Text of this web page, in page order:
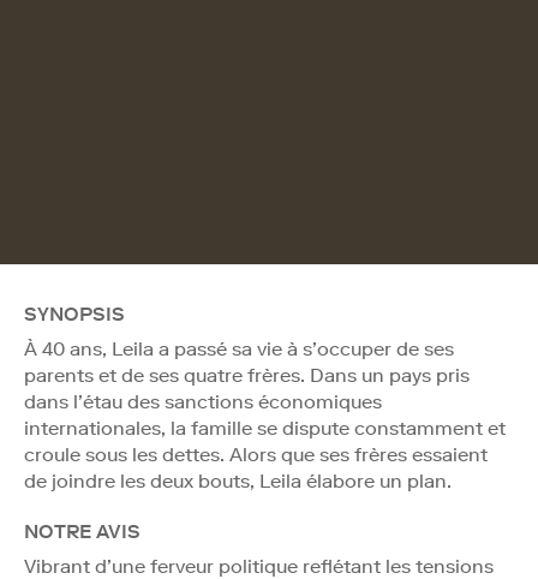
SYNOPSIS
À 40 ans, Leila a passé sa vie à s’occuper de ses
parents et de ses quatre frères. Dans un pays pris
dans l’étau des sanctions économiques
internationales, la famille se dispute constamment et
croule sous les dettes. Alors que ses frères essaient
de joindre les deux bouts, Leila élabore un plan.
NOTRE AVIS
Vibrant d’une ferveur politique reflétant les tensions